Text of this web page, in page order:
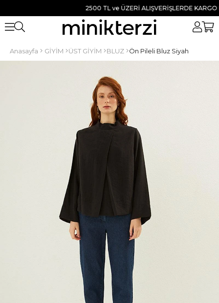
2500 TL ve ÜZERİ ALIŞVERİŞLERDE KARGO
Anasayfa GİYİM ÜST GİYİM BLUZ Ön Pileli Bluz Siyah